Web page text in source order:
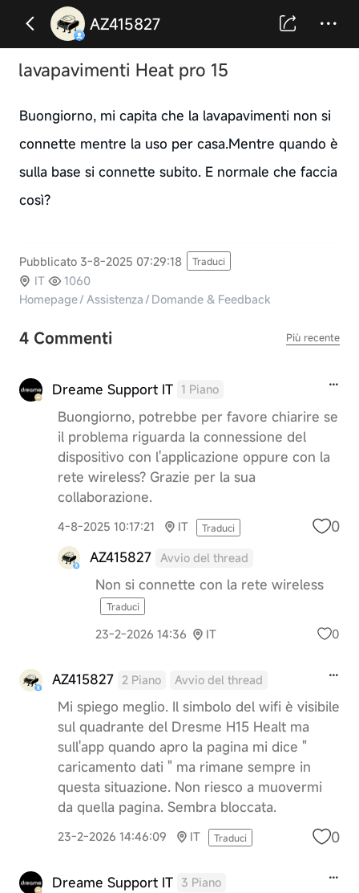
AZ415827
lavapavimenti Heat pro 15
Buongiorno, mi capita che la lavapavimenti non si
connette mentre la uso per casa.Mentre quando è
sulla base si connette subito. E normale che faccia
così?
Pubblicato 3-8-2025 07:29:18 Traduci
IT
1060
Homepage/ Assistenza/ Domande & Feedback
4 Commenti Più recente
Dreame Support IT 1 Piano
Buongiorno, potrebbe per favore chiarire se
il problema riguarda la connessione del
dispositivo con l'applicazione oppure con la
rete wireless? Grazie per la sua
collaborazione.
4-8-2025 10:17:21 IT Traduci 0
AZ415827 Avvio del thread
Non si connette con la rete wireless
Traduci
23-2-2026 14:36 IT 0
AZ415827 2 Piano Avvio del thread
Mi spiego meglio. Il simbolo del wifi è visibile
sul quadrante del Dresme H15 Healt ma
sull'app quando apro la pagina mi dice "
caricamento dati " ma rimane sempre in
questa situazione. Non riesco a muovermi
da quella pagina. Sembra bloccata.
23-2-2026 14:46:09 IT Traduci 0
Dreame Support IT 3 Piano